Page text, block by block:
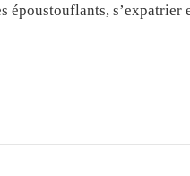
s’expatrier